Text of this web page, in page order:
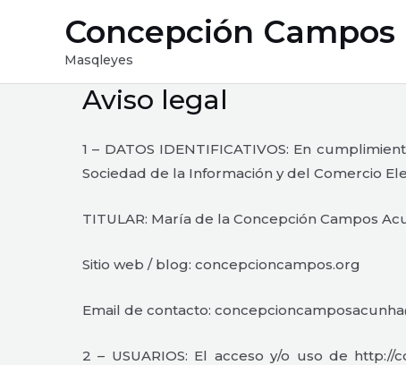
contenido
Concepción Campos
Masqleyes
Aviso legal
1 – DATOS IDENTIFICATIVOS: En
Sociedad de la Información y del Comercio
TITULAR: María de la Concepción Campos
Sitio web / blog: concepcioncampos.org
Email de contacto:
2 – USUARIOS: El acceso y/o uso de